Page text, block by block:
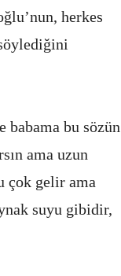
herkes
babama bu sözün
ama uzun
çok gelir ama
suyu gibidir,